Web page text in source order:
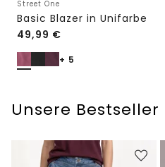
Street One
Basic Blazer in Unifarbe
49,99 €
+ 5
Unsere Bestseller